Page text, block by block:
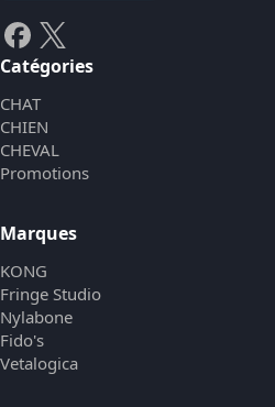
Catégories
CHAT
CHIEN
CHEVAL
Promotions
Marques
KONG
Fringe Studio
Nylabone
Fido's
Vetalogica